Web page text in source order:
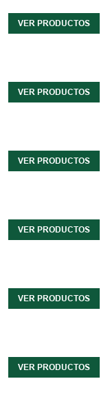
VER PRODUCTOS
VER PRODUCTOS
VER PRODUCTOS
VER PRODUCTOS
VER PRODUCTOS
VER PRODUCTOS